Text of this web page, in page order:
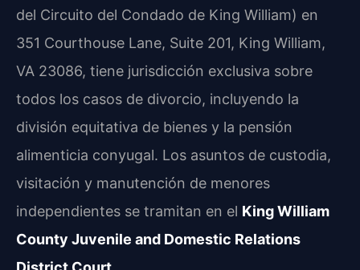
del Circuito del Condado de King William) en
351 Courthouse Lane, Suite 201, King William,
VA 23086, tiene jurisdicción exclusiva sobre
todos los casos de divorcio, incluyendo la
división equitativa de bienes y la pensión
alimenticia conyugal. Los asuntos de custodia,
visitación y manutención de menores
independientes se tramitan en el King William
County Juvenile and Domestic Relations